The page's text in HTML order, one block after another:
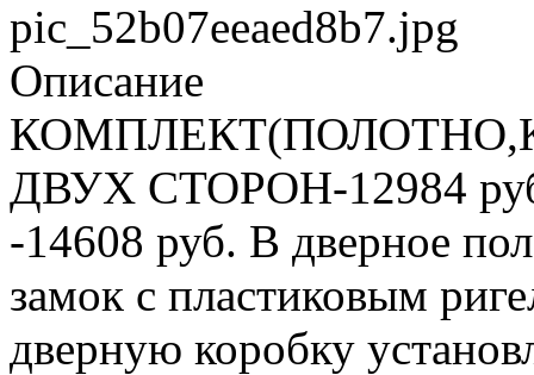
pic_52b07eeaed8b7.jpg
Описание
ДВУХ СТОРОН-12984
-14608 руб. В дверное
замок с пластиковым
дверную коробку